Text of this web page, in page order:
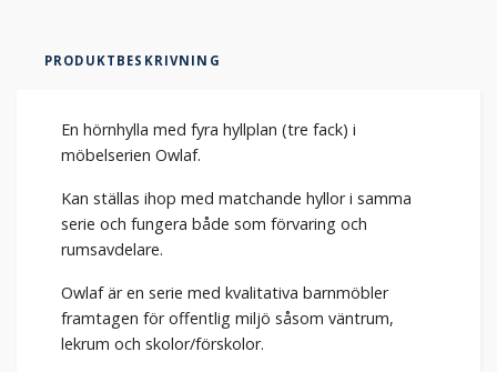
PRODUKTBESKRIVNING
En hörnhylla med fyra hyllplan (tre fack) i
möbelserien Owlaf.
Kan ställas ihop med matchande hyllor i samma
serie och fungera både som förvaring och
rumsavdelare.
Owlaf är en serie med kvalitativa barnmöbler
framtagen för offentlig miljö såsom väntrum,
lekrum och skolor/förskolor.